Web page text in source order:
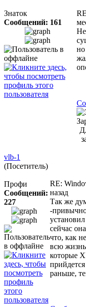
Знаток
Сообщений: 161
Не
но
vlb-1
(Посетитель)
Профи
Сообщений:
227
RE:
назад
Так же
-
сейчас
что, как
всю
которые
раньше,